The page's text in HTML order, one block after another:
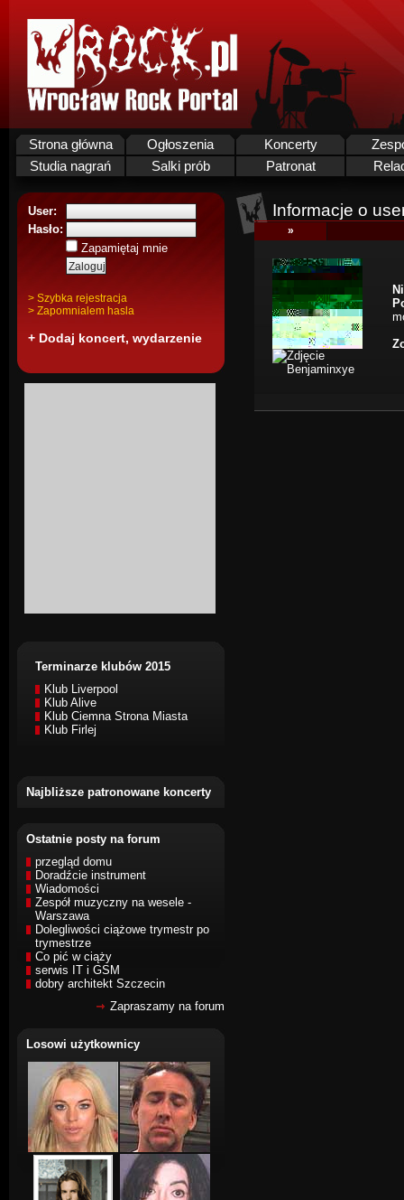
Strona główna Ogłoszenia Koncerty
Studia nagrań
Salki prób Patronat
User:
Hasło:
Zapamiętaj mnie
> Szybka rejestracja
> Zapomnialem hasla
+ Dodaj koncert, wydarzenie
Terminarze klubów 2015
Klub Liverpool
Klub Alive
Klub Ciemna Strona Miasta
Klub Firlej
Najbliższe patronowane koncerty
Ostatnie posty na forum
przegląd domu
Doradźcie instrument
Wiadomości
Zespół muzyczny na wesele -
Warszawa
Dolegliwości ciążowe trymestr po
trymestrze
Co pić w ciąży
serwis IT i GSM
dobry architekt Szczecin
Zapraszamy na forum
Losowi użytkownicy
Informacje o
»